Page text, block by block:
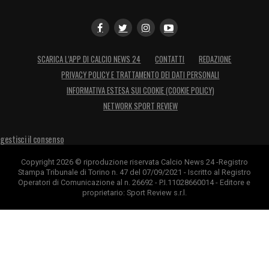
SCARICA L’APP DI CALCIO NEWS 24 CONTATTI
REDAZIONE
PRIVACY POLICY E TRATTAMENTO DEI DATI PERSONALI
INFORMATIVA ESTESA SUI COOKIE (COOKIE POLICY)
NETWORK SPORT REVIEW
gestisci il consenso
Copyright 2026 © riproduzione riservata Calcio News 24 -Registro
Stampa Tribunale di Torino n. 47 del 07/09/2021 - Iscritto al Registro
Operatori di Comunicazione al n. 26692 - P.I.11028660014 - Editore e
proprietario: Sport Review s.r.l.